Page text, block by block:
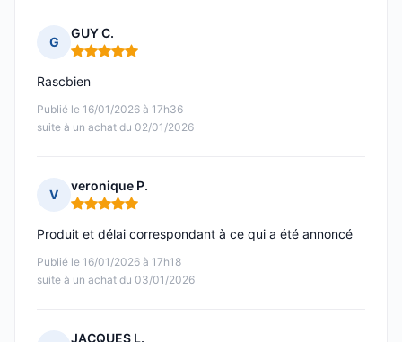
G
GUY C.
Note : 5 sur 5
Publié le 16/01/2026 à 17h36
suite à un achat du 02/01/2026
Rascbien
V
veronique P.
Note : 5 sur 5
Publié le 16/01/2026 à 17h18
suite à un achat du 03/01/2026
Produit et délai correspondant à ce qui a été annoncé
JACQUES L.